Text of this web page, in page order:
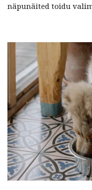
näpunäited toidu